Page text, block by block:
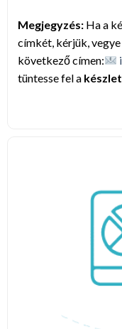
Megjegyzés: Ha a
címkét, kérjük,
következő címen:
tüntesse fel a